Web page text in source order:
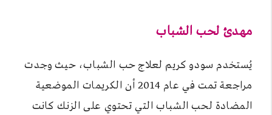
مهدئ لحب الشباب
يُستخدم سودو كريم لعلاج حب الشباب، حيث وجدت
مراجعة تمت في عام 2014 أن الكريمات الموضعية
المضادة لحب الشباب التي تحتوي على الزنك كانت